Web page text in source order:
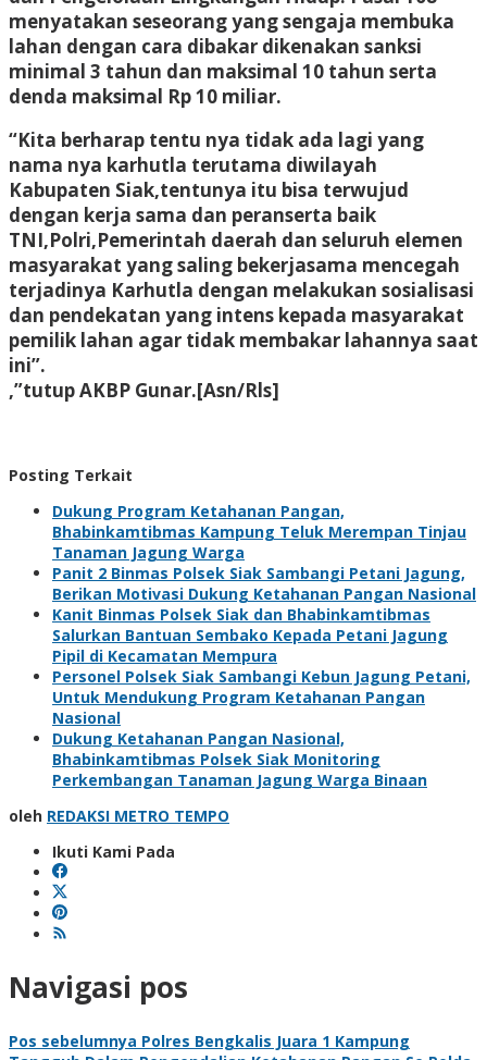
menyatakan seseorang yang sengaja membuka
lahan dengan cara dibakar dikenakan sanksi
minimal 3 tahun dan maksimal 10 tahun serta
denda maksimal Rp 10 miliar.
“Kita berharap tentu nya tidak ada lagi yang
nama nya karhutla terutama diwilayah
Kabupaten Siak,tentunya itu bisa terwujud
dengan kerja sama dan peranserta baik
TNI,Polri,Pemerintah daerah dan seluruh elemen
masyarakat yang saling bekerjasama mencegah
terjadinya Karhutla dengan melakukan sosialisasi
dan pendekatan yang intens kepada masyarakat
pemilik lahan agar tidak membakar lahannya saat
ini”.
,”tutup AKBP Gunar.[Asn/Rls]
Posting Terkait
Dukung Program Ketahanan Pangan,
Bhabinkamtibmas Kampung Teluk Merempan Tinjau
Tanaman Jagung Warga
Panit 2 Binmas Polsek Siak Sambangi Petani Jagung,
Berikan Motivasi Dukung Ketahanan Pangan Nasional
Kanit Binmas Polsek Siak dan Bhabinkamtibmas
Salurkan Bantuan Sembako Kepada Petani Jagung
Pipil di Kecamatan Mempura
Personel Polsek Siak Sambangi Kebun Jagung Petani,
Untuk Mendukung Program Ketahanan Pangan
Nasional
Dukung Ketahanan Pangan Nasional,
Bhabinkamtibmas Polsek Siak Monitoring
Perkembangan Tanaman Jagung Warga Binaan
oleh REDAKSI METRO TEMPO
Ikuti Kami Pada
Navigasi pos
Pos sebelumnya Polres Bengkalis Juara 1 Kampung